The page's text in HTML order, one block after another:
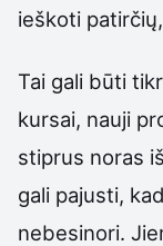
ieškoti
Tai gali būti
kursai, nauji
stiprus noras
gali pajusti,
nebesinori.